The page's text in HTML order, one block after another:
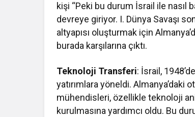
kişi “Peki bu durum İsrail ile nasıl
devreye giriyor. I. Dünya Savaşı
altyapısı oluşturmak için
burada karşılarına çıktı.
Teknoloji Transferi: İsrail,
yatırımlara yöneldi.
mühendisleri, özellikle teknoloji
kurulmasına yardımcı oldu. Bu